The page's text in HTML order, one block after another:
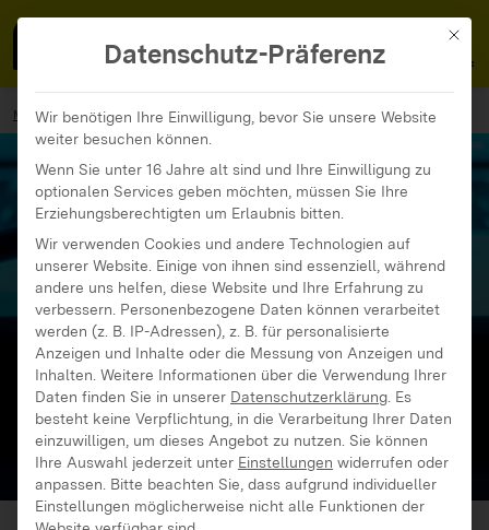
MENÜ
MedienFokus BW ... Materialien Broschüre Mediendetektive
Mit
Datenschutz-Präferenz
Wir benötigen Ihre Einwilligung, bevor Sie unsere Website
weiter besuchen können.
Wenn Sie unter 16 Jahre alt sind und Ihre Einwilligung zu
optionalen Services geben möchten, müssen Sie Ihre
Erziehungsberechtigten um Erlaubnis bitten.
Wir verwenden Cookies und andere Technologien auf
unserer Website. Einige von ihnen sind essenziell, während
andere uns helfen, diese Website und Ihre Erfahrung zu
verbessern. Personenbezogene Daten können verarbeitet
werden (z. B. IP-Adressen), z. B. für personalisierte
Anzeigen und Inhalte oder die Messung von Anzeigen und
Inhalten. Weitere Informationen über die Verwendung Ihrer
Daten finden Sie in unserer Datenschutzerklärung Es
besteht keine Verpflichtung, in die Verarbeitung Ihrer Daten
einzuwilligen, um dieses Angebot zu nutzen. Sie können
Ihre Auswahl jederzeit unter Einstellungen widerrufen oder
anpassen. Bitte beachten Sie, dass aufgrund individueller
Einstellungen möglicherweise nicht alle Funktionen der